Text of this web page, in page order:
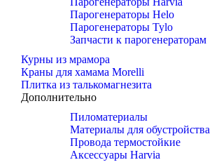
Парогенераторы Helo
Парогенераторы Tylo
Запчасти к парогенераторам
Курны из мрамора
Краны для хамама Morelli
Плитка из талькомагнезита
Дополнительно
Пиломатериалы
Материалы для обустройства
Провода термостойкие
Аксессуары Harvia